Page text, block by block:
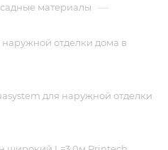
материалы —
отделки дома в
для наружной отделки